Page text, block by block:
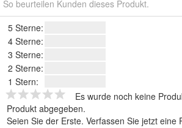
So beurteilen Kunden dieses Produkt.
5 Sterne:
4 Sterne:
3 Sterne:
2 Sterne:
1 Stern:
Es wurde noch keine
Produkt abgegeben.
Seien Sie der Erste. Verfassen Sie jetzt eine